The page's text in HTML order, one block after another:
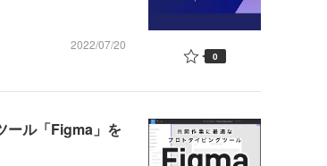
2022/07/20
0
ール「Figma」を